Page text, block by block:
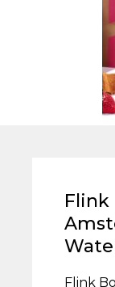
Flink
Flink